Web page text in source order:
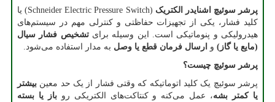
پرشر سوئیچ اشنایدر الکتریک (Schneider Electric Pressure Switch) یا
کلید فشار، یکی از تجهیزات حفاظتی و کنترلی مهم در سیستم‌های
هیدرولیکی و پنوماتیکی است. این وسیله برایتشخیص فشار سیال
(مایع یا گاز) و ارسال فرمان قطع یا وصل به مدار استفاده می‌شود.
پرشر سوئیچ چیست؟
پرشر سوئیچ یک کلید اتوماتیکه که وقتی فشار از یک حد معین بیشتر
یا کمتر بشه، عمل می‌کنه و کنتاکت‌های الکتریکی روباز یا بسته